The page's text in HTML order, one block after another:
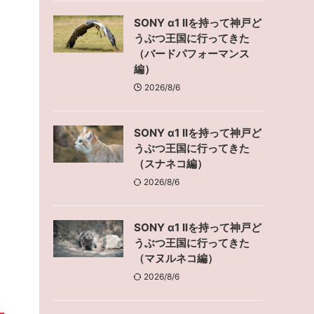
SONY α1 IIを持って神戸ど
うぶつ王国に行ってきた
（バードパフォーマンス
編）
2026/8/6
SONY α1 IIを持って神戸ど
うぶつ王国に行ってきた
（スナネコ編）
2026/8/6
SONY α1 IIを持って神戸ど
うぶつ王国に行ってきた
（マヌルネコ編）
2026/8/6